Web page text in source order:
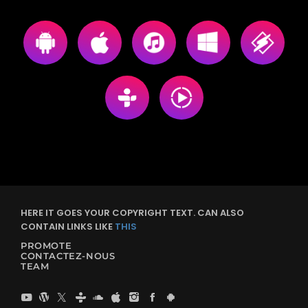
HERE IT GOES YOUR COPYRIGHT TEXT. CAN ALSO
CONTAIN LINKS LIKE THIS
PROMOTE
CONTACTEZ-NOUS
TEAM